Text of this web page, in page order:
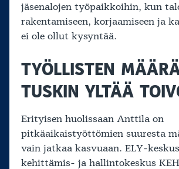
jäsenalojen työpaikkoihin, kun
rakentamiseen, korjaamiseen ja
ei ole ollut kysyntää.
TYÖLLISTEN
TUSKIN YLTÄÄ
Erityisen huolissaan Anttila on
pitkäaikaistyöttömien suuresta
vain jatkaa kasvuaan. ELY-
kehittämis- ja hallintokeskus